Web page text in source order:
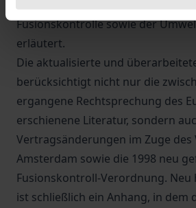
Fusionskontrolle sowie der
erläutert.
Die aktualisierte und
berücksichtigt nicht nur die
ergangene Rechtsprechung des
erschienene Literatur, sondern
Vertragsänderungen im Zuge des
Amsterdam sowie die 1998 neu
Fusionskontroll-Verordnung.
ist schließlich ein Anhang, in dem